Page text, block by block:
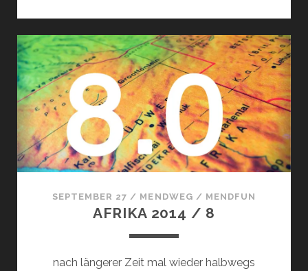
9
SEPTEMBER 27 / MENDWEG / MENDFUN
AFRIKA 2014 / 8
nach längerer Zeit mal wieder halbwegs